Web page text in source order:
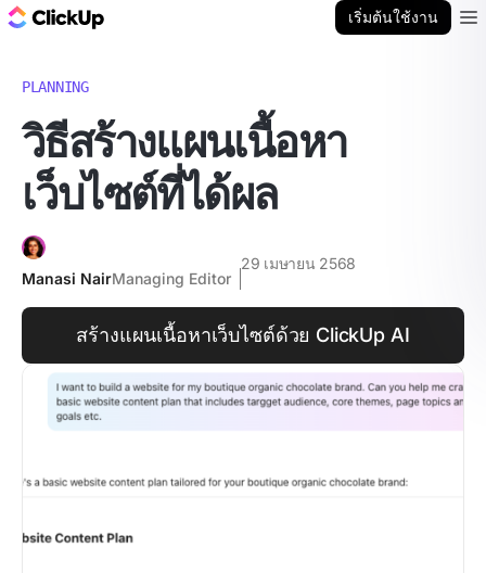
เริ่มต้นใช้งาน
PLANNING
วิธีสร้างแผนเนื้อหา
เว็บไซต์ที่ได้ผล
Manasi NairManaging Editor
29 เมษายน 2568
สร้างแผนเนื้อหาเว็บไซต์ด้วย ClickUp AI